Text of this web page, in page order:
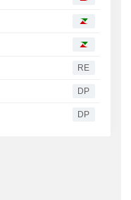
RE
DP
DP